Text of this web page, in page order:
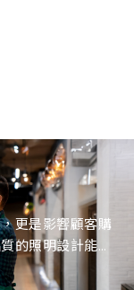
更是影響顧客購
的照明設計能提
。